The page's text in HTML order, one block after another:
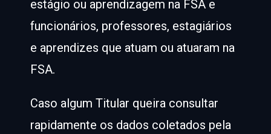
estágio ou aprendizagem na FSA e
funcionários, professores, estagiários
e aprendizes que atuam ou atuaram na
FSA.
Caso algum Titular queira consultar
rapidamente os dados coletados pela